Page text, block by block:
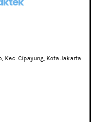
Kec. Cipayung, Kota Jakarta